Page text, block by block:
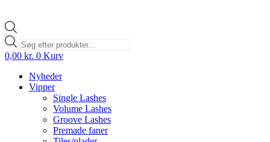
Products
search
0,00 kr. 0 Kurv
Nyheder
Vipper
Single Lashes
Volume Lashes
Groove Lashes
Premade faner